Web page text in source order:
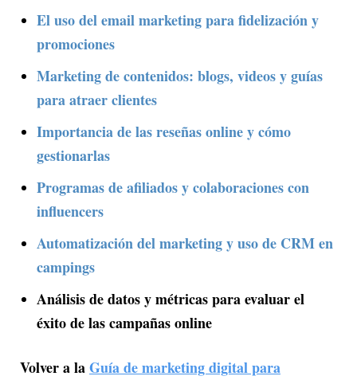
El uso del email marketing para fidelización y
promociones
Marketing de contenidos: blogs, videos y guías
para atraer clientes
Importancia de las reseñas online y cómo
gestionarlas
Programas de afiliados y colaboraciones con
influencers
Automatización del marketing y uso de CRM en
campings
Análisis de datos y métricas para evaluar el
éxito de las campañas online
Volver a laGuía de marketing digital para